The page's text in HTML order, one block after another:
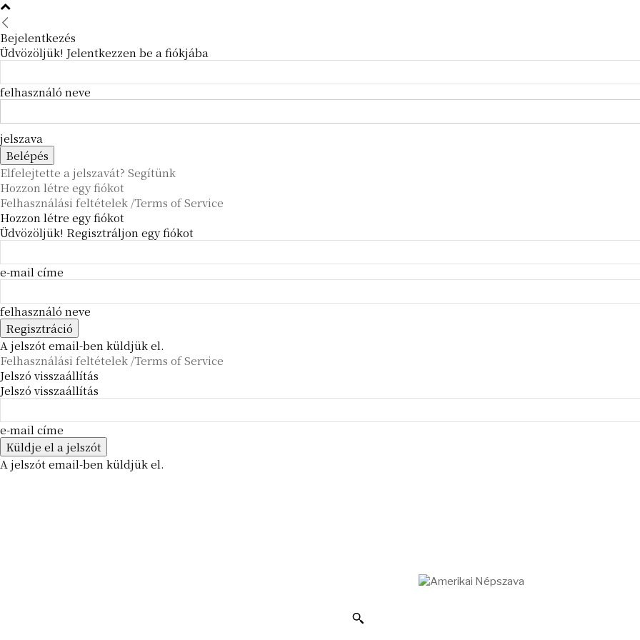
Bejelentkezés
Üdvözöljük! Jelentkezzen be a fiókjába
felhasználó neve
jelszava
Elfelejtette a jelszavát? Segítünk
Hozzon létre egy fiókot
Felhasználási feltételek /Terms of Service
Hozzon létre egy fiókot
Üdvözöljük! Regisztráljon egy fiókot
e-mail címe
felhasználó neve
A jelszót email-ben küldjük el.
Felhasználási feltételek /Terms of Service
Jelszó visszaállítás
Jelszó visszaállítás
e-mail címe
A jelszót email-ben küldjük el.